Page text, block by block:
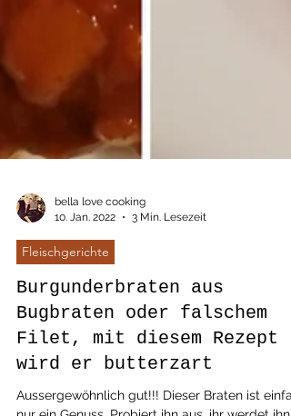
bella love cooking
10. Jan. 2022
3 Min. Lesezeit
Fleischgerichte
Bugbraten oder falschem